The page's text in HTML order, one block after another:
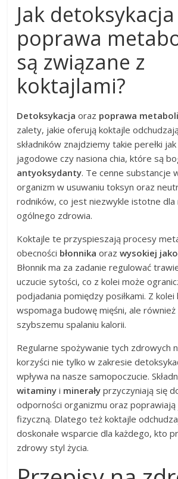
Jak
poprawa
są związane z
koktajlami?
Detoksykacja oraz poprawa
zalety, jakie oferują koktajle
składników znajdziemy takie perełki
jagodowe czy nasiona chia, które są
antyoksydanty. Te cenne substancje
organizm w usuwaniu toksyn oraz
rodników, co jest niezwykle istotne dla
ogólnego zdrowia.
Koktajle te przyspieszają procesy
obecności błonnika orazwysokiej
Błonnik ma za zadanie regulować
uczucie sytości, co z kolei może
podjadania pomiędzy posiłkami. Z kolei
wspomaga budowę mięśni, ale
szybszemu spalaniu kalorii.
Regularne spożywanie tych zdrowych
korzyści nie tylko w zakresie
wpływa na nasze samopoczucie.
witaminy i minerały przyczyniają się
odporności organizmu oraz
fizyczną. Dlatego też koktajle
doskonałe wsparcie dla każdego, kto
zdrowy styl życia.